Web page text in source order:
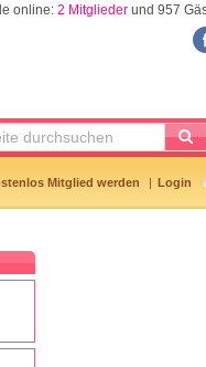
online: 2 Mitglieder und 957
Mitglied werden Login